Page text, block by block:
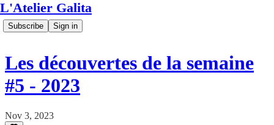
L'Atelier Galita
Subscribe Sign in
Les découvertes de la semaine
#5 - 2023
Nov 3, 2023